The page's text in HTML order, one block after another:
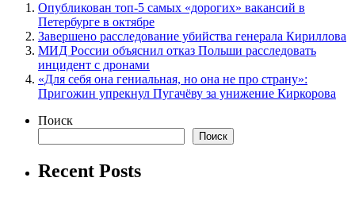
Опубликован топ-5 самых «дорогих» вакансий в
Петербурге в октябре
Завершено расследование убийства генерала Кириллова
МИД России объяснил отказ Польши расследовать
инцидент с дронами
«Для себя она гениальная, но она не про страну»:
Пригожин упрекнул Пугачёву за унижение Киркорова
Поиск
Поиск
Recent Posts